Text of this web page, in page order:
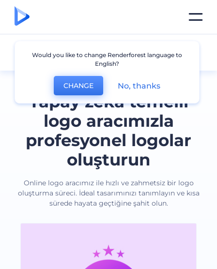
Yapay zeka temelli
logo aracımızla
profesyonel logolar
oluşturun
Online logo aracımız ile hızlı ve zahmetsiz bir logo
oluşturma süreci. İdeal tasarımınızı tanımlayın ve kısa
sürede hayata geçtiğine şahit olun.
Tüm logolar
Would you like to change Renderforest language to
English?
CHANGE No, thanks